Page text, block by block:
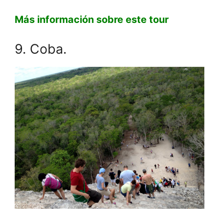
Más información sobre este tour
9. Coba.